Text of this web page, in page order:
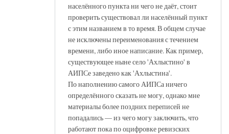
населённого пункта ни чего не даёт, стоит
проверить существовал ли населённый пункт
с этим названием в то время. В общем случае
не исключены переименования с течением
времени, либо иное написание. Как пример,
существующее ныне село 'Ахлыстино' в
АИПСе заведено как 'Ахлыстина'.
По наполнению самого АИПСа ничего
определённого сказать не могу, однако мне
материалы более поздних переписей не
попадались — из чего могу заключить, что
работают пока по оцифровке ревизских